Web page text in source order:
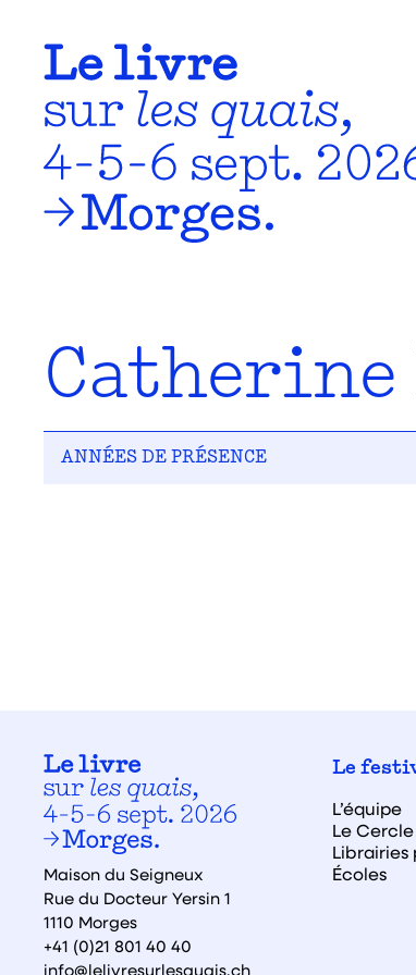
ANNÉES DE PRÉSENCE
Maison du Seigneux
Rue du Docteur Yersin 1
1110 Morges
+41 (0)21 801 40 40
info@lelivresurlesquais.ch
Le
L’équipe
Le Cercle
Librairies
Écoles